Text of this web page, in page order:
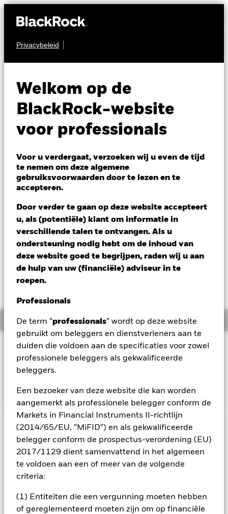
Privacybeleid
Welkom op de
BlackRock-website
voor professionals
Voor u verdergaat, verzoeken wij u even de tijd
te nemen om deze algemene
gebruiksvoorwaarden door te lezen en te
accepteren.
Door verder te gaan op deze website accepteert
u, als (potentiële) klant om informatie in
verschillende talen te ontvangen. Als u
ondersteuning nodig hebt om de inhoud van
deze website goed te begrijpen, raden wij u aan
de hulp van uw (financiële) adviseur in te
roepen.
Professionals
De term “professionals” wordt op deze website
gebruikt om beleggers en dienstverleners aan te
duiden die voldoen aan de specificaties voor zowel
professionele beleggers als gekwalificeerde
beleggers.
Een bezoeker van deze website die kan worden
aangemerkt als professionele belegger conform de
Markets in Financial Instruments II-richtlijn
(2014/65/EU, “MiFID”) en als gekwalificeerde
belegger conform de prospectus-verordening (EU)
2017/1129 dient samenvattend in het algemeen
te voldoen aan een of meer van de volgende
criteria:
(1) Entiteiten die een vergunning moeten hebben
of gereglementeerd moeten zijn om op financiële
OBLIGATIES
ICOV
Bond UCITS ETF
NAV per 06/aug/2026
EUR 139,95
Verandering NAV 1 dag per 06/aug/2026
EUR -0,03 (-0,02%)
Totaalrendement per 06/aug/2026
YTD: 0,32%
3,19%
Overzicht
BELEGGINGSDOEL
Het Fonds streeft ernaar het rendement te volgen van een
index die bestaat uit in euro luidende gedekte obligaties van
BELANGRIJKE GEGEVENS: Kapitaalrisico.De waarde en
het rendement van beleggingen kunnen dalen en stijgen, en
zijn niet gegarandeerd. Beleggers verliezen mogelijk hun
oorspronkelijke inleg.
Belangrijke informatie:
zeker dat u uw oorspronkelijke inleg terugontvangt. Twee
belangrijke risico’s waaraan beleggingen in obligaties